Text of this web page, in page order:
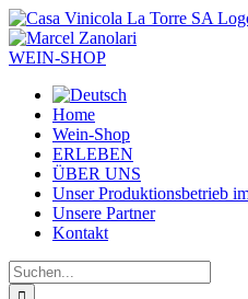
Zum
Inhalt
springen
WEIN-SHOP
Home
Wein-Shop
ERLEBEN
ÜBER UNS
Unser Produktionsbetrieb
Unsere Partner
Kontakt
Suche
nach: